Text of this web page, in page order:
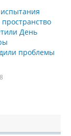
День
проблемы